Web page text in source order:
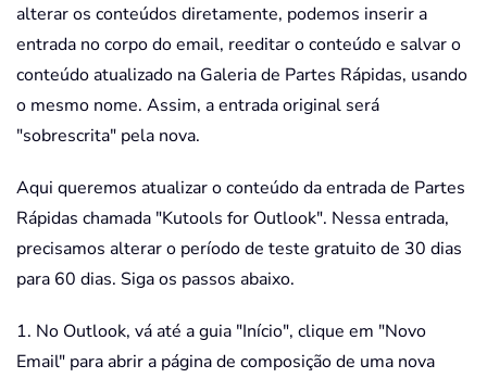
alterar os conteúdos diretamente, podemos inserir a
entrada no corpo do email, reeditar o conteúdo e salvar o
conteúdo atualizado na Galeria de Partes Rápidas, usando
o mesmo nome. Assim, a entrada original será
"sobrescrita" pela nova.
Aqui queremos atualizar o conteúdo da entrada de Partes
Rápidas chamada "Kutools for Outlook". Nessa entrada,
precisamos alterar o período de teste gratuito de 30 dias
para 60 dias. Siga os passos abaixo.
1. No Outlook, vá até a guia "Início", clique em "Novo
Email" para abrir a página de composição de uma nova